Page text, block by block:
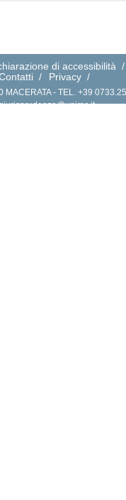
di accessibilità /
/ Privacy /
MACERATA - TEL. +39